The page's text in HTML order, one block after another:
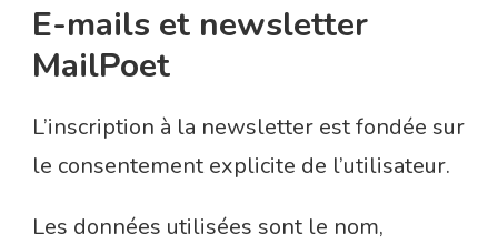
E-mails et newsletter
MailPoet
L’inscription à la newsletter est fondée sur
le consentement explicite de l’utilisateur.
Les données utilisées sont le nom,